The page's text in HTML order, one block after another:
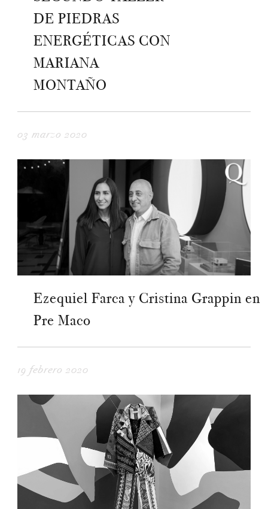
DE PIEDRAS
ENERGÉTICAS CON
MARIANA
MONTAÑO
03 marzo 2020
Ezequiel Farca y Cristina Grappin en
Pre Maco
19 febrero 2020